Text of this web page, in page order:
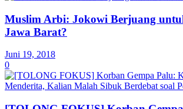
Muslim Arbi: Jokowi Berjuang
Jawa Barat?
Juni 19, 2018
0